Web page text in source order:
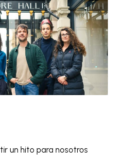
un hito para nosotros